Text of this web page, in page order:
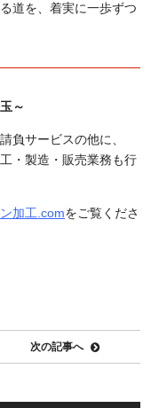
道を、着実に一歩ずつ
～
負サービスの他に、
・製造・販売業務も行
加工.comをご覧くださ
次の記事へ